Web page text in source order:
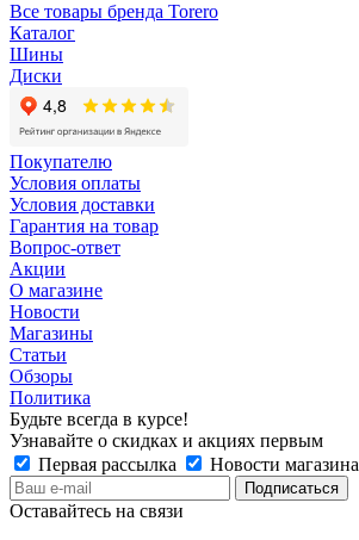
Все товары бренда Torero
Каталог
Шины
Диски
Покупателю
Условия оплаты
Условия доставки
Гарантия на товар
Вопрос-ответ
Акции
О магазине
Новости
Магазины
Статьи
Обзоры
Политика
Будьте всегда в курсе!
Узнавайте о скидках и акциях первым
Первая рассылка
Новости магазина
Оставайтесь на связи